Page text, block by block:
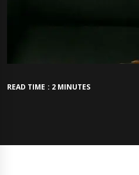
READ TIME : 2 MINUTES